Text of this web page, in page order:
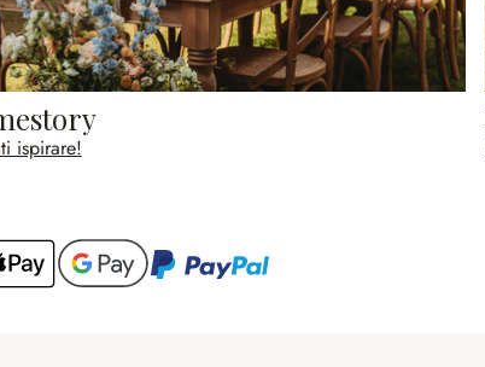
ispirare!